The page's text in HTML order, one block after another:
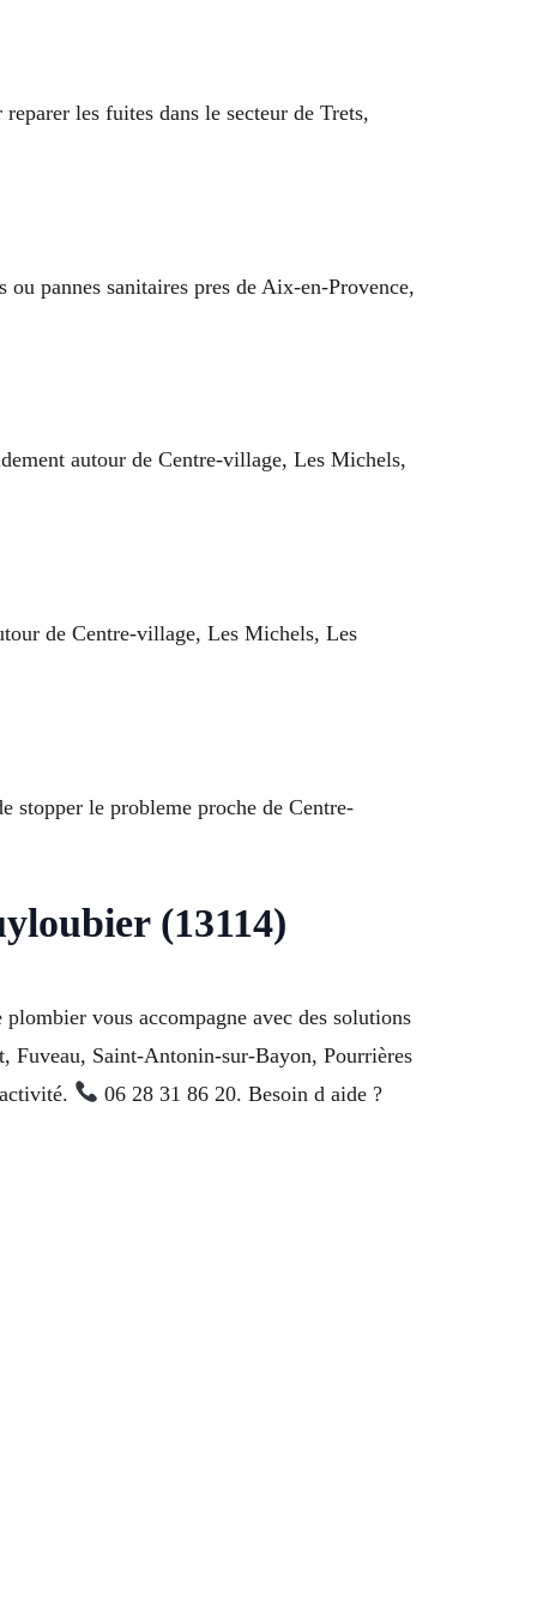
les fuites dans le secteur de Trets,
pannes sanitaires pres de Aix-en-Provence,
autour de Centre-village, Les Michels,
de Centre-village, Les Michels, Les
stopper le probleme proche de Centre-
(13114)
vous accompagne avec des solutions
Fuveau, Saint-Antonin-sur-Bayon, Pourrières
06 28 31 86 20. Besoin d aide ?